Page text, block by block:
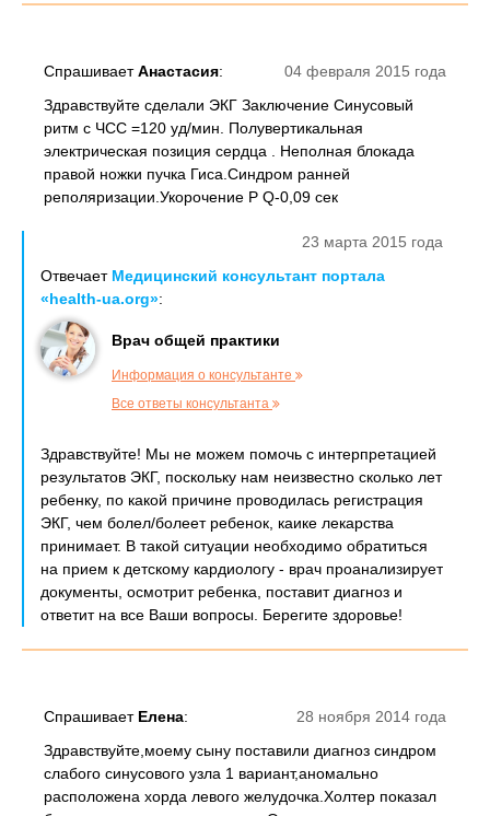
04 февраля 2015 года
СпрашиваетАнастасия:
Здравствуйте сделали ЭКГ Заключение Синусовый
ритм с ЧСС =120 уд/мин. Полувертикальная
электрическая позиция сердца . Неполная блокада
правой ножки пучка Гиса.Синдром ранней
реполяризации.Укорочение Р Q-0,09 сек
23 марта 2015 года
Отвечает Медицинский консультант портала
«health-ua.org»:
Врач общей практики
Информация о консультанте
Все ответы консультанта
Здравствуйте! Мы не можем помочь с интерпретацией
результатов ЭКГ, поскольку нам неизвестно сколько лет
ребенку, по какой причине проводилась регистрация
ЭКГ, чем болел/болеет ребенок, каике лекарства
принимает. В такой ситуации необходимо обратиться
на прием к детскому кардиологу - врач проанализирует
документы, осмотрит ребенка, поставит диагноз и
ответит на все Ваши вопросы. Берегите здоровье!
28 ноября 2014 года
Спрашивает Елена:
Здравствуйте,моему сыну поставили диагноз синдром
слабого синусового узла 1 вариант,аномально
расположена хорда левого желудочка.Холтер показал